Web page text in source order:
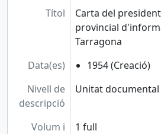
Títol
Carta del
provincial
Tarragona
Data(es)
1954 (Creació)
Nivell de
descripció
Unitat
Volum i
1 full